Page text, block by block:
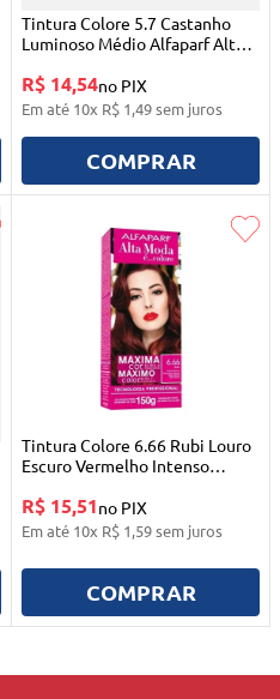
Tintura Colore 5.7 Castanho
Luminoso Médio Alfaparf Alta
R$ 14,54no PIX
Em até 10x R$ 1,49sem juros
COMPRAR
Tintura Colore 6.66 Rubi Louro
Escuro Vermelho Intenso
R$ 15,51no PIX
Em até 10x R$ 1,59sem juros
COMPRAR